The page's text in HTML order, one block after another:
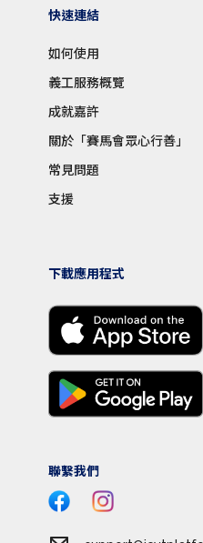
快速連結
如何使用
義工服務概覽
成就嘉許
關於「賽馬會眾心行善」
常見問題
支援
下載應用程式
聯繫我們